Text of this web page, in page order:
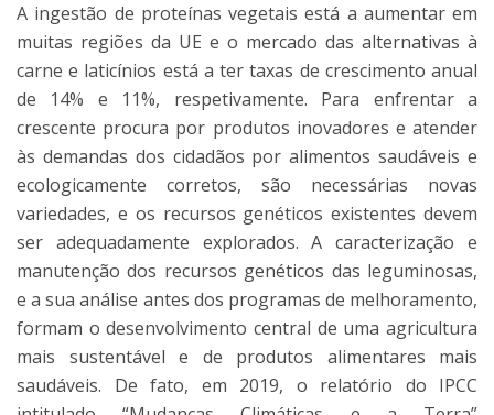
A ingestão de proteínas vegetais está a aumentar em
muitas regiões da UE e o mercado das alternativas à
carne e laticínios está a ter taxas de crescimento anual
de 14% e 11%, respetivamente. Para enfrentar a
crescente procura por produtos inovadores e atender
às demandas dos cidadãos por alimentos saudáveis ​​e
ecologicamente corretos, são necessárias novas
variedades, e os recursos genéticos existentes devem
ser adequadamente explorados. A caracterização e
manutenção dos recursos genéticos das leguminosas,
e a sua análise antes dos programas de melhoramento,
formam o desenvolvimento central de uma agricultura
mais sustentável e de produtos alimentares mais
saudáveis. De fato, em 2019, o relatório do IPCC